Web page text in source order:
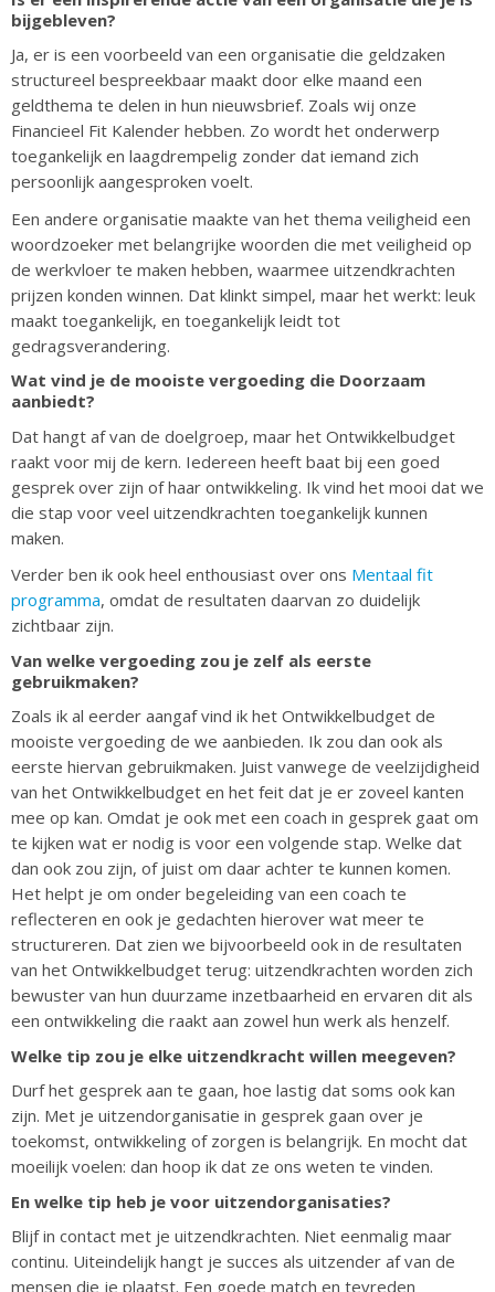
bijgebleven?
Ja, er is een voorbeeld van een organisatie die geldzaken
structureel bespreekbaar maakt door elke maand een
geldthema te delen in hun nieuwsbrief. Zoals wij onze
Financieel Fit Kalender hebben. Zo wordt het onderwerp
toegankelijk en laagdrempelig zonder dat iemand zich
persoonlijk aangesproken voelt.
Een andere organisatie maakte van het thema veiligheid een
woordzoeker met belangrijke woorden die met veiligheid op
de werkvloer te maken hebben, waarmee uitzendkrachten
prijzen konden winnen. Dat klinkt simpel, maar het werkt: leuk
maakt toegankelijk, en toegankelijk leidt tot
gedragsverandering.
Wat vind je de mooiste vergoeding die Doorzaam
aanbiedt?
Dat hangt af van de doelgroep, maar het Ontwikkelbudget
raakt voor mij de kern. Iedereen heeft baat bij een goed
gesprek over zijn of haar ontwikkeling. Ik vind het mooi dat we
die stap voor veel uitzendkrachten toegankelijk kunnen
maken.
Verder ben ik ook heel enthousiast over ons Mentaal fit
programma, omdat de resultaten daarvan zo duidelijk
zichtbaar zijn.
Van welke vergoeding zou je zelf als eerste
gebruikmaken?
Zoals ik al eerder aangaf vind ik het Ontwikkelbudget de
mooiste vergoeding de we aanbieden. Ik zou dan ook als
eerste hiervan gebruikmaken. Juist vanwege de veelzijdigheid
van het Ontwikkelbudget en het feit dat je er zoveel kanten
mee op kan. Omdat je ook met een coach in gesprek gaat om
te kijken wat er nodig is voor een volgende stap. Welke dat
dan ook zou zijn, of juist om daar achter te kunnen komen.
Het helpt je om onder begeleiding van een coach te
reflecteren en ook je gedachten hierover wat meer te
structureren. Dat zien we bijvoorbeeld ook in de resultaten
van het Ontwikkelbudget terug: uitzendkrachten worden zich
bewuster van hun duurzame inzetbaarheid en ervaren dit als
een ontwikkeling die raakt aan zowel hun werk als henzelf.
Welke tip zou je elke uitzendkracht willen meegeven?
Durf het gesprek aan te gaan, hoe lastig dat soms ook kan
zijn. Met je uitzendorganisatie in gesprek gaan over je
toekomst, ontwikkeling of zorgen is belangrijk. En mocht dat
moeilijk voelen: dan hoop ik dat ze ons weten te vinden.
En welke tip heb je voor uitzendorganisaties?
Blijf in contact met je uitzendkrachten. Niet eenmalig maar
continu. Uiteindelijk hangt je succes als uitzender af van de
mensen die je plaatst. Een goede match en tevreden